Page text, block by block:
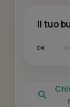
Il tuo
0€